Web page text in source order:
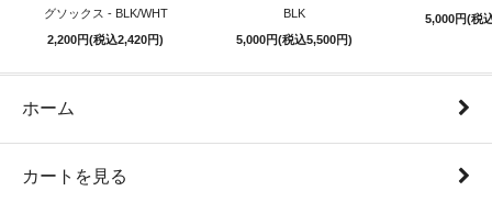
グソックス - BLK/WHT
2,200円(税込2,420円)
BLK
5,000円(税込5,500円)
5,000円(税
ホーム
カートを見る